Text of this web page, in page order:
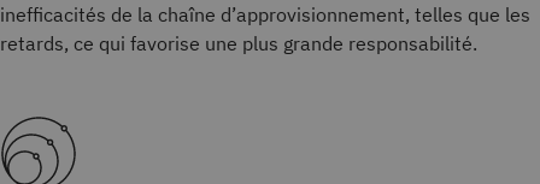
inefficacités de la chaîne d’approvisionnement, telles que les
retards, ce qui favorise une plus grande responsabilité.